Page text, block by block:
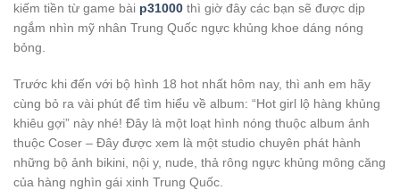
kiếm tiền từ game bài p31000 thì giờ đây các bạn sẽ được dịp
ngắm nhìn mỹ nhân Trung Quốc ngực khủng khoe dáng nóng
bỏng.
Trước khi đến với bộ hình 18 hot nhất hôm nay, thì anh em hãy
cùng bỏ ra vài phút để tìm hiểu về album: “Hot girl lộ hàng khủng
khiêu gợi” này nhé! Đây là một loạt hình nóng thuộc album ảnh
thuộc Coser – Đây được xem là một studio chuyên phát hành
những bộ ảnh bikini, nội y, nude, thả rông ngực khủng mông căng
của hàng nghìn gái xinh Trung Quốc.